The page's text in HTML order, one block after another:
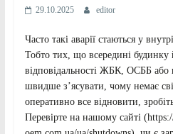
29.10.2025 editor
Часто такі аварії стаються у
Тобто тих, що всередині будинку
відповідальності ЖБК, ОСББ або
швидше з’ясувати, чому немає
оперативно все відновити,
Перевірте на нашому сайті